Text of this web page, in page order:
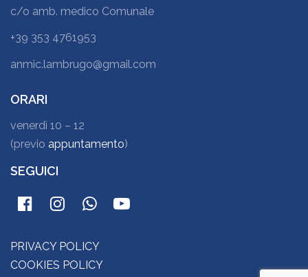
c/o amb. medico Comunale
+39 353 4761953
anmic.lambrugo@gmail.com
ORARI
venerdì 10 – 12
(previo appuntamento)
SEGUICI
PRIVACY POLICY
COOKIES POLICY